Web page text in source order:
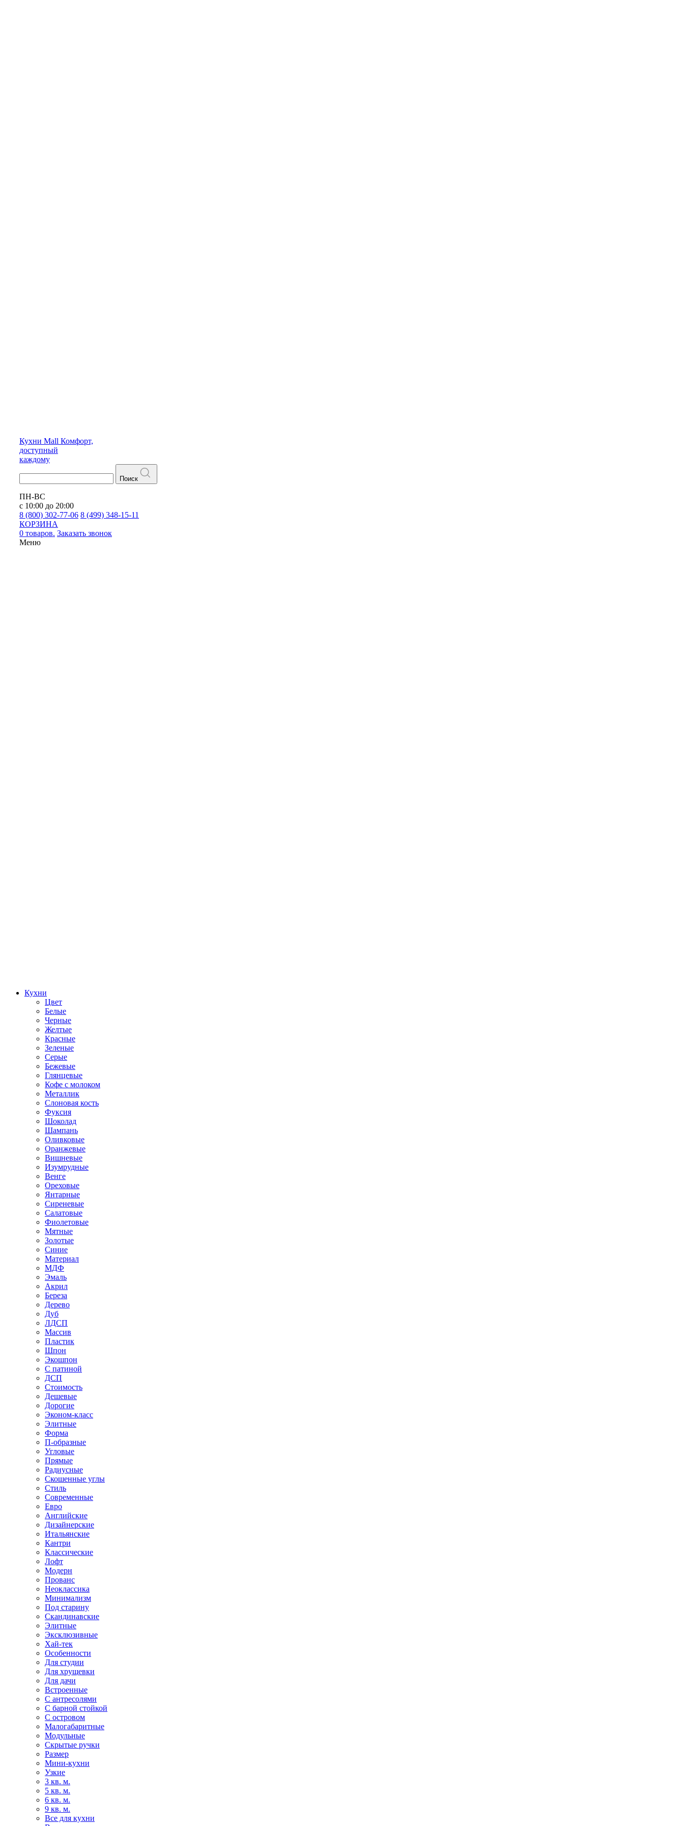
Кухни Mall Комфорт,
доступный
каждому
Поиск
ПН-ВС
с 10:00 до 20:00
8 (800) 302-77-06 8 (499) 348-15-11
КОРЗИНА
0 товаров. Заказать звонок
Меню
Кухни
Цвет
Белые
Черные
Желтые
Красные
Зеленые
Серые
Бежевые
Глянцевые
Кофе с молоком
Металлик
Слоновая кость
Фуксия
Шоколад
Шампань
Оливковые
Оранжевые
Вишневые
Изумрудные
Венге
Ореховые
Янтарные
Сиреневые
Салатовые
Фиолетовые
Мятные
Золотые
Синие
Материал
МДФ
Эмаль
Акрил
Береза
Дерево
Дуб
ЛДСП
Массив
Пластик
Шпон
Экошпон
С патиной
ДСП
Стоимость
Дешевые
Дорогие
Эконом-класс
Элитные
Форма
П-образные
Угловые
Прямые
Радиусные
Скошенные углы
Стиль
Современные
Евро
Английские
Дизайнерские
Итальянские
Кантри
Классические
Лофт
Модерн
Прованс
Неоклассика
Минимализм
Под старину
Скандинавские
Элитные
Эксклюзивные
Хай-тек
Особенности
Для студии
Для хрущевки
Для дачи
Встроенные
С антресолями
С барной стойкой
С островом
Малогабаритные
Модульные
Скрытые ручки
Размер
Мини-кухни
Узкие
3 кв. м.
5 кв. м.
6 кв. м.
9 кв. м.
Все для кухни